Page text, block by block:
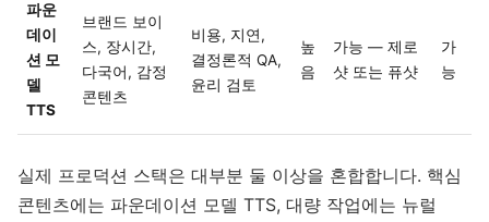
파운
데이
션 모
델
TTS
브랜드 보이
스, 장시간,
다국어, 감정
콘텐츠
비용, 지연,
결정론적 QA,
윤리 검토
높
음
가능 — 제로
샷 또는 퓨샷
가
능
실제 프로덕션 스택은 대부분 둘 이상을 혼합합니다. 핵심
콘텐츠에는 파운데이션 모델 TTS, 대량 작업에는 뉴럴